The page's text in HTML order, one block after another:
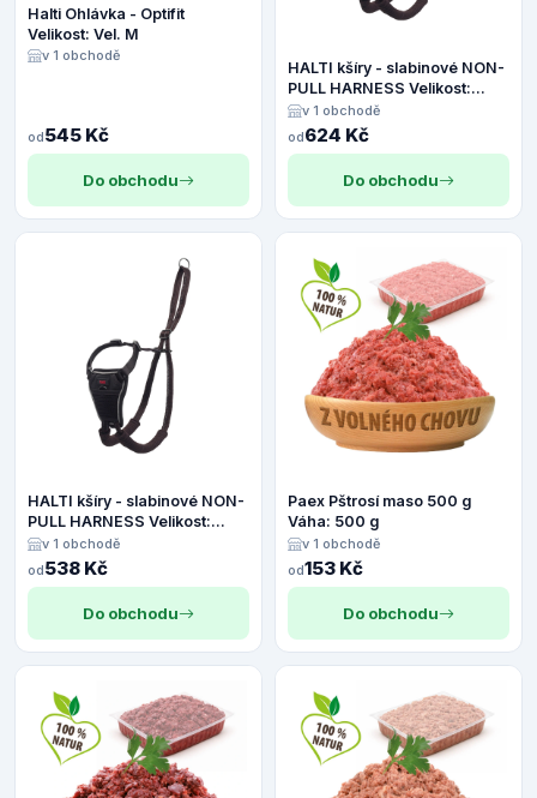
Halti Ohlávka - Optifit
Velikost: Vel. M
v 1 obchodě
od545 Kč
Do obchodu
HALTI kšíry - slabinové NON-
PULL HARNESS Velikost:
Medium
v 1 obchodě
od624 Kč
Do obchodu
HALTI kšíry - slabinové NON-
PULL HARNESS Velikost:
Extra Small
v 1 obchodě
od538 Kč
Do obchodu
Paex Pštrosí maso 500 g
Váha: 500 g
v 1 obchodě
od153 Kč
Do obchodu